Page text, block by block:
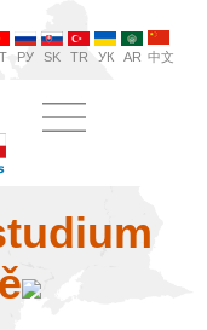
РУ SK TR УК AR 中文